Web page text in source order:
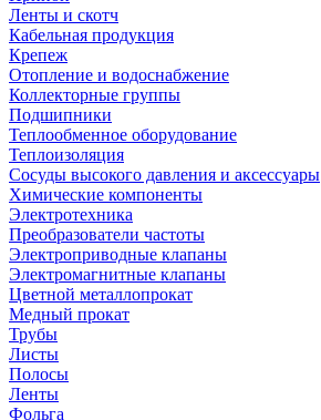
Ленты и скотч
Кабельная продукция
Крепеж
Отопление и водоснабжение
Коллекторные группы
Подшипники
Теплообменное оборудование
Теплоизоляция
Сосуды высокого давления и аксессуары
Химические компоненты
Электротехника
Преобразователи частоты
Электроприводные клапаны
Электромагнитные клапаны
Цветной металлопрокат
Медный прокат
Трубы
Листы
Полосы
Ленты
Фольга